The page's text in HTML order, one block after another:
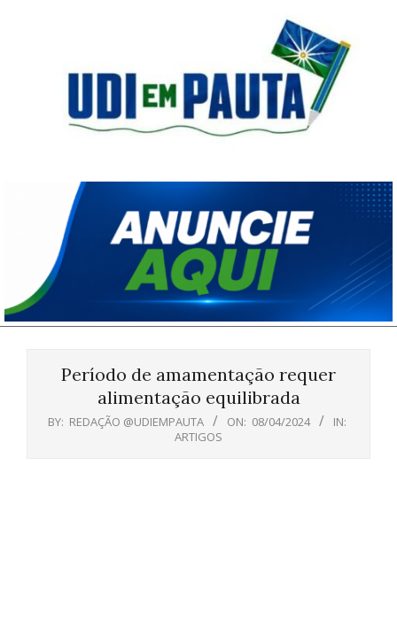
Pauta
Período de amamentação requer
alimentação equilibrada
BY: REDAÇÃO @UDIEMPAUTA ON: 08/04/2024
IN:
ARTIGOS